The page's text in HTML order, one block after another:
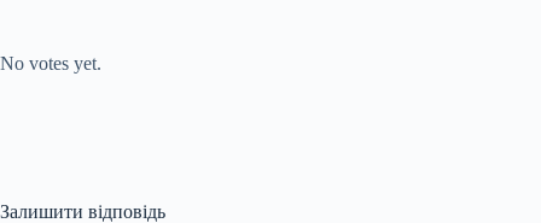
No votes yet.
Залишити відповідь